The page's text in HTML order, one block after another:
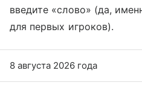
введите «слово» (да,
для первых игроков).
8 августа 2026 года